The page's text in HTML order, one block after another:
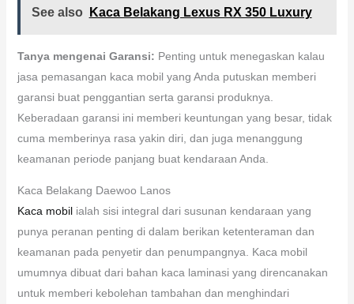
See also Kaca Belakang Lexus RX 350 Luxury
Tanya mengenai Garansi: Penting untuk menegaskan kalau
jasa pemasangan kaca mobil yang Anda putuskan memberi
garansi buat penggantian serta garansi produknya.
Keberadaan garansi ini memberi keuntungan yang besar, tidak
cuma memberinya rasa yakin diri, dan juga menanggung
keamanan periode panjang buat kendaraan Anda.
Kaca Belakang Daewoo Lanos
Kaca mobilialah sisi integral dari susunan kendaraan yang
punya peranan penting di dalam berikan ketenteraman dan
keamanan pada penyetir dan penumpangnya. Kaca mobil
umumnya dibuat dari bahan kaca laminasi yang direncanakan
untuk memberi kebolehan tambahan dan menghindari